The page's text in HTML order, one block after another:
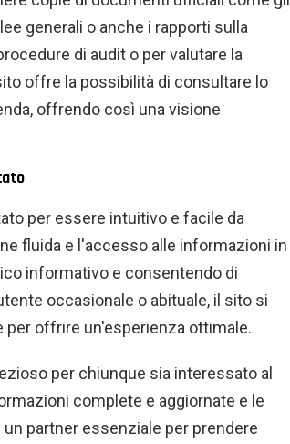
generali o anche i rapporti sulla
di audit o per valutare la
offre la possibilità di consultare lo
offrendo così una visione
per essere intuitivo e facile da
fluida e l'accesso alle informazioni in
informativo e consentendo di
occasionale o abituale, il sito si
per offrire un'esperienza ottimale.
per chiunque sia interessato al
complete e aggiornate e le
partner essenziale per prendere